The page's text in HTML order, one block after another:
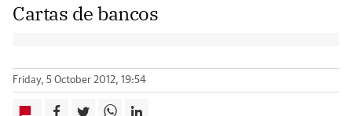
Cartas de bancos
Friday, 5 October 2012, 19:54